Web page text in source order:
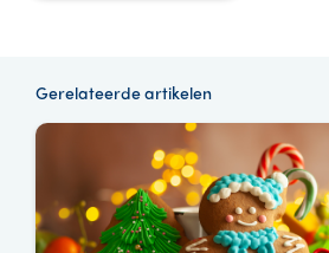
Gerelateerde artikelen